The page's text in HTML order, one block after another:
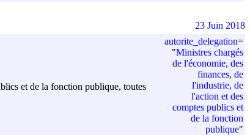
et de la fonction publique, toutes
autorite_delegation=
"Ministres chargés
de l'économie, des
finances, de
l'industrie, de
l'action et des
comptes publics et
de la fonction
publique"
23 Juin 2018